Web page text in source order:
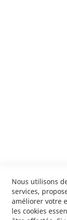
Nous utilisons
services,
améliorer votre
les cookies